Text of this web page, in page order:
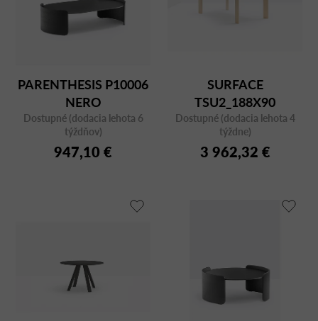
PARENTHESIS P10006
NERO
Dostupné (dodacia lehota 6
týždňov)
947,10 €
SURFACE
TSU2_188X90
Dostupné (dodacia lehota 4
týždne)
3 962,32 €